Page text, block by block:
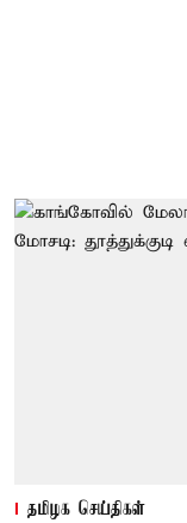
தமிழக செய்திகள்